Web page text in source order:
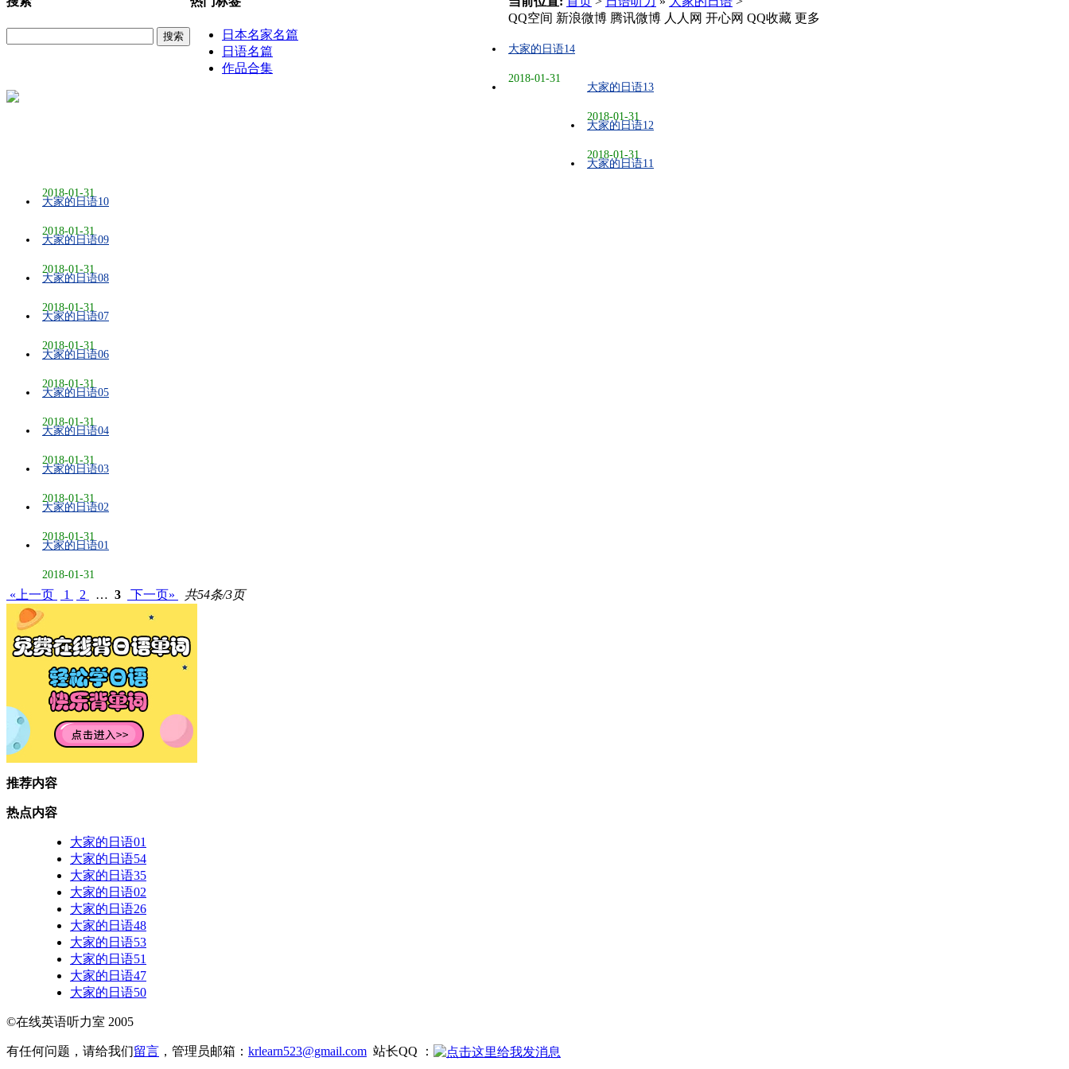
搜索
日本名家名篇
日语名篇
作品合集
QQ空间 新浪微博 腾讯微博 人人网 开心网 QQ收藏 更多
大家的日语14
2018-01-31
大家的日语13
2018-01-31
大家的日语12
2018-01-31
大家的日语11
2018-01-31
大家的日语10
2018-01-31
大家的日语09
2018-01-31
大家的日语08
2018-01-31
大家的日语07
2018-01-31
大家的日语06
2018-01-31
大家的日语05
2018-01-31
大家的日语04
2018-01-31
大家的日语03
2018-01-31
大家的日语02
2018-01-31
大家的日语01
2018-01-31
«上一页 1 2 … 3 下一页» 共54条/3页
推荐内容
热点内容
大家的日语01
大家的日语54
大家的日语35
大家的日语02
大家的日语26
大家的日语48
大家的日语53
大家的日语51
大家的日语47
大家的日语50
©在线英语听力室 2005
有任何问题，请给我们留言 ，管理员邮箱： krlearn523@gmail.com 站长QQ ：